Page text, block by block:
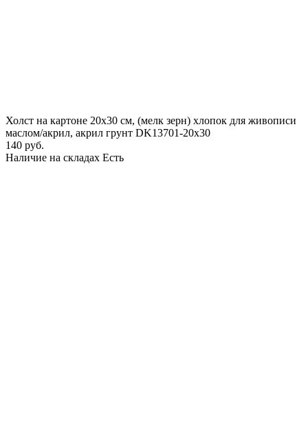
Холст на картоне 20х30 см, (мелк зерн) хлопок для живописи
маслом/акрил, акрил грунт DK13701-20x30
140 руб.
Наличие на складах Есть